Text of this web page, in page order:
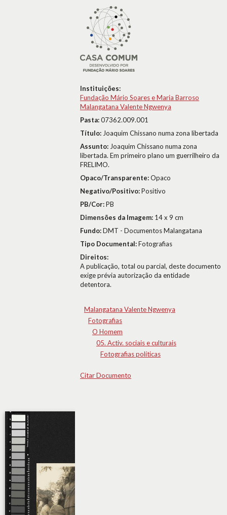
Instituições:
Fundação Mário Soares e Maria Barroso
Malangatana Valente Ngwenya
Pasta:07362.009.001
Título: Joaquim Chissano numa zona libertada
Assunto: Joaquim Chissano numa zona
libertada. Em primeiro plano um guerrilheiro da
FRELIMO.
Opaco/Transparente:Opaco
Negativo/Positivo:Positivo
PB/Cor:PB
Dimensões da Imagem: 14 x 9 cm
Fundo:DMT - Documentos Malangatana
Tipo Documental:Fotografias
Direitos:
A publicação, total ou parcial, deste documento
exige prévia autorização da entidade
detentora.
Malangatana Valente Ngwenya
Fotografias
O Homem
05. Activ. sociais e culturais
Fotografias políticas
Citar Documento